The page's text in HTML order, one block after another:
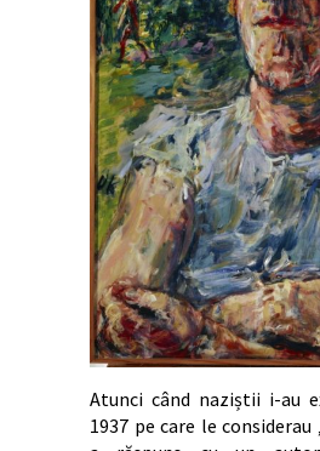
Atunci când naziștii i-au
1937 pe care le considerau